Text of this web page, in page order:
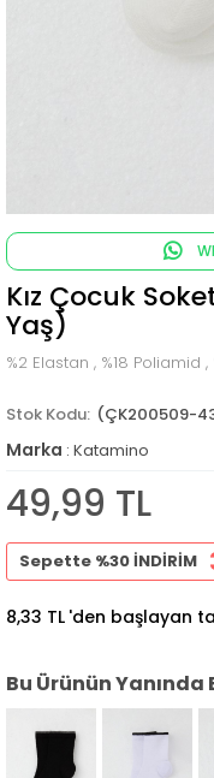
Kız Çocuk
Yaş)
%2 Elastan , %18 Poliamid
(ÇK200509-
Marka : Katamino
49,99 TL
Sepette %30 İNDİRİM
8,33 TL 'den başlayan
Bu Ürünün Yanında